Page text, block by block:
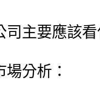
司主要應該
分析：